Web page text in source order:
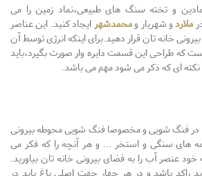
و تخته سنگ های طبیعی،نماد زمین را می
ملاردو شهریار ومحمدشهر ایجاد کنید. این عناصر
خانه تان قرار دهید.برای اینکه انرژی توسط آن
که طراحی این قسمت دایره وار صورت بگیرد،باید
ای که ذکر می شود مهم می باشد.
فنگ شویی و مخصوصا فنگ شویی محوطه بیرونی
های سنگی و استخر ... و هر آنچه را که فکر می
عنصر آب را به فضای بیرونی خانه تان بیاورید.
راکد باشد و در هر چهار جهت اصلی باغ باید در